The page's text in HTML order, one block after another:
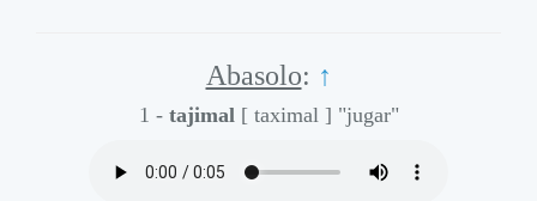
Abasolo: ↑
1 - tajimal [ taximal ] "jugar"